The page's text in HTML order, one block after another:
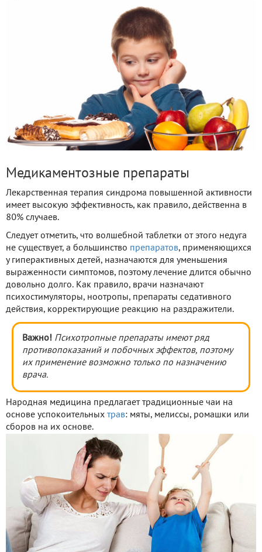
Медикаментозные препараты
Лекарственная терапия синдрома повышенной активности
имеет высокую эффективность, как правило, действенна в
80% случаев.
Следует отметить, что волшебной таблетки от этого недуга
не существует, а большинство препаратов, применяющихся
у гиперактивных детей, назначаются для уменьшения
выраженности симптомов, поэтому лечение длится обычно
довольно долго. Как правило, врачи назначают
психостимуляторы, ноотропы, препараты седативного
действия, корректирующие реакцию на раздражители.
Важно! Психотропные препараты имеют ряд
противопоказаний и побочных эффектов, поэтому
их применение возможно только по назначению
врача.
Народная медицина предлагает традиционные чаи на
основе успокоительных трав: мяты, мелиссы, ромашки или
сборов на их основе.